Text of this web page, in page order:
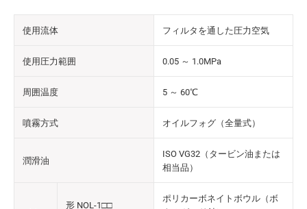
使用流体 フィルタを通した圧力空気
使用圧力範囲 0.05 ～ 1.0MPa
周囲温度 5 ～ 60℃
噴霧方式 オイルフォグ（全量式）
潤滑油
ISO VG32（タービン油または
相当品）
形 NOL-1□□
ポリカーボネイトボウル（ボ